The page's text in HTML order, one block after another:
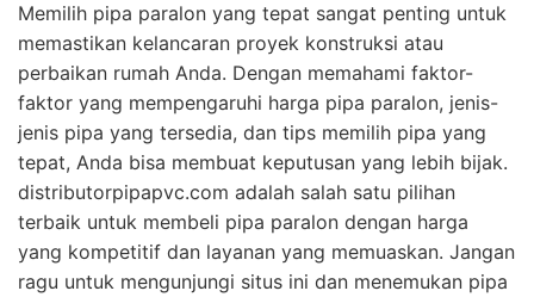
Memilih pipa paralon yang tepat sangat penting untuk
memastikan kelancaran proyek konstruksi atau
perbaikan rumah Anda. Dengan memahami faktor-
faktor yang mempengaruhi harga pipa paralon, jenis-
jenis pipa yang tersedia, dan tips memilih pipa yang
tepat, Anda bisa membuat keputusan yang lebih bijak.
distributorpipapvc.com adalah salah satu pilihan
terbaik untuk membeli pipa paralon dengan harga
yang kompetitif dan layanan yang memuaskan. Jangan
ragu untuk mengunjungi situs ini dan menemukan pipa